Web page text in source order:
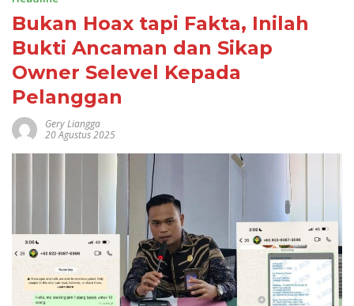
Bukan Hoax tapi Fakta, Inilah
Bukti Ancaman dan Sikap
Owner Selevel Kepada
Pelanggan
Gery Liangga
20 Agustus 2025